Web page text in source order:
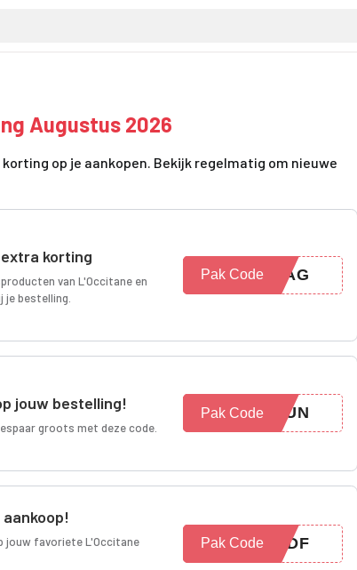
Augustus 2026
op je aankopen. Bekijk regelmatig om nieuwe
korting
van L'Occitane en
je bestelling.
BAG
Pak Code
jouw bestelling!
groots met deze code.
RFUN
Pak Code
jouw favoriete L'Occitane
DGDF
Pak Code